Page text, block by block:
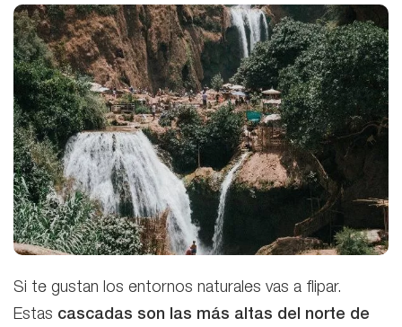
Si te gustan los entornos naturales vas a flipar.
Estas cascadas son las más altas del norte de